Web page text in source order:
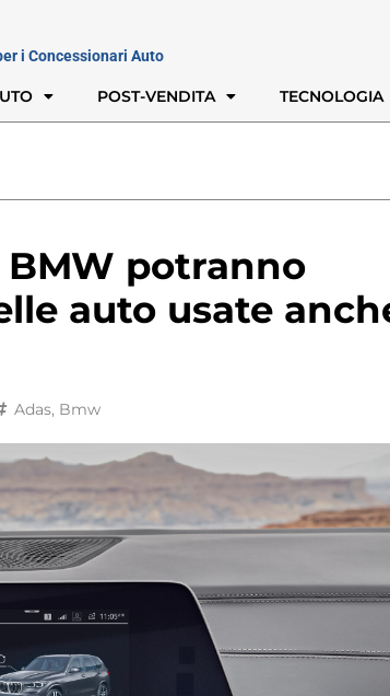
i Concessionari Auto
POST-VENDITA TECNOLOGIA
BMW potranno
auto usate
Adas, Bmw